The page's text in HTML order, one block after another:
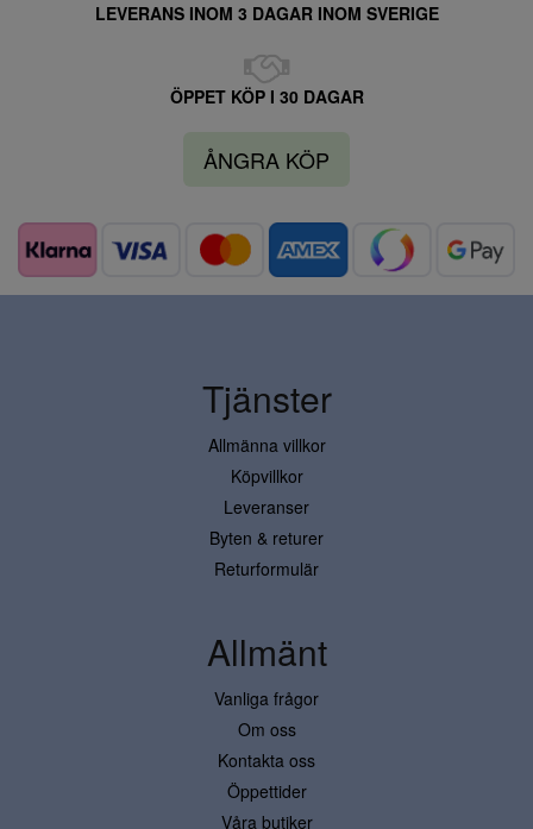
LEVERANS INOM 3 DAGAR INOM SVERIGE
ÖPPET KÖP I 30 DAGAR
ÅNGRA KÖP
Tjänster
Allmänna villkor
Köpvillkor
Leveranser
Byten & returer
Returformulär
Allmänt
Vanliga frågor
Om oss
Kontakta oss
Öppettider
Våra butiker